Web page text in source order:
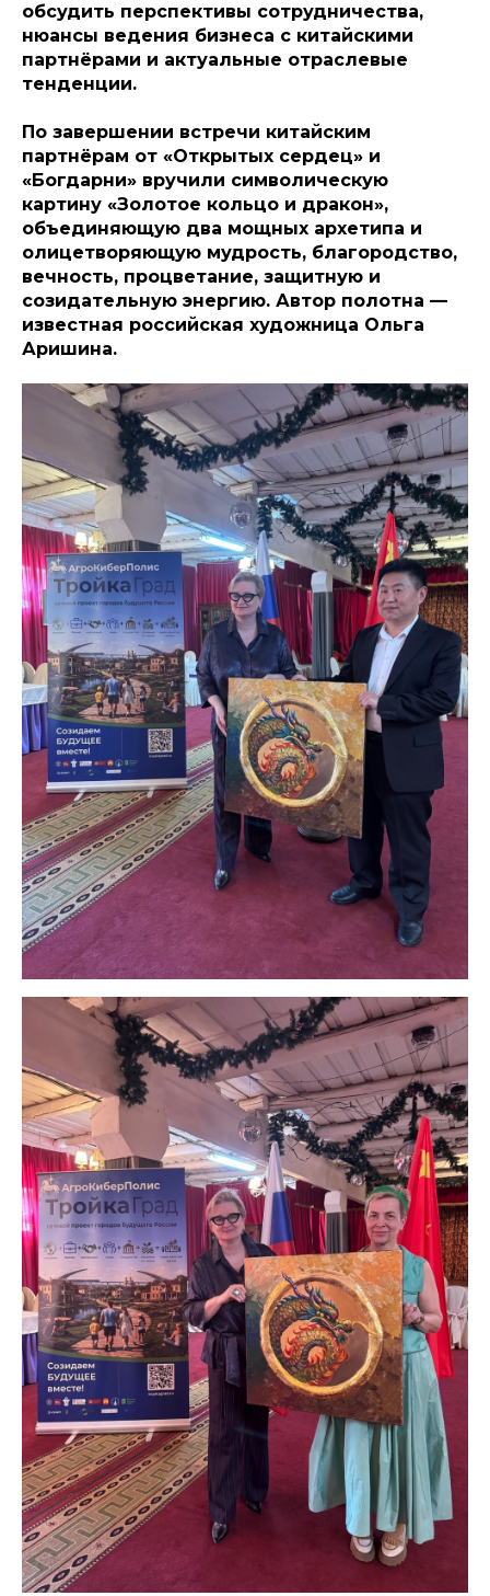
обсудить перспективы сотрудничества,
нюансы ведения бизнеса с китайскими
партнёрами и актуальные отраслевые
тенденции.
По завершении встречи китайским
партнёрам от «Открытых сердец» и
«Богдарни» вручили символическую
картину «Золотое кольцо и дракон»,
объединяющую два мощных архетипа и
олицетворяющую мудрость, благородство,
вечность, процветание, защитную и
созидательную энергию. Автор полотна —
известная российская художница Ольга
Аришина.